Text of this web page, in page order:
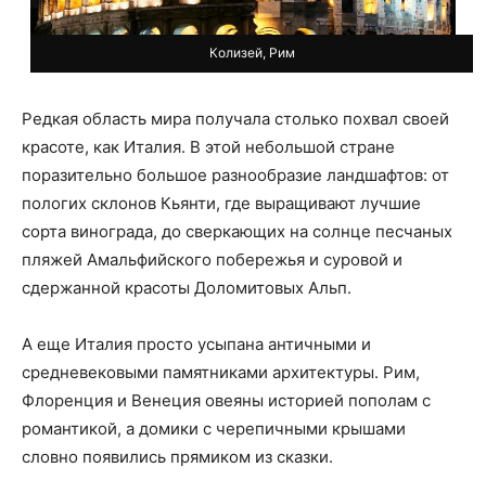
Колизей, Рим
Редкая область мира получала столько похвал своей
красоте, как Италия. В этой небольшой стране
поразительно большое разнообразие ландшафтов: от
пологих склонов Кьянти, где выращивают лучшие
сорта винограда, до сверкающих на солнце песчаных
пляжей Амальфийского побережья и суровой и
сдержанной красоты Доломитовых Альп.
А еще Италия просто усыпана античными и
средневековыми памятниками архитектуры. Рим,
Флоренция и Венеция овеяны историей пополам с
романтикой, а домики с черепичными крышами
словно появились прямиком из сказки.